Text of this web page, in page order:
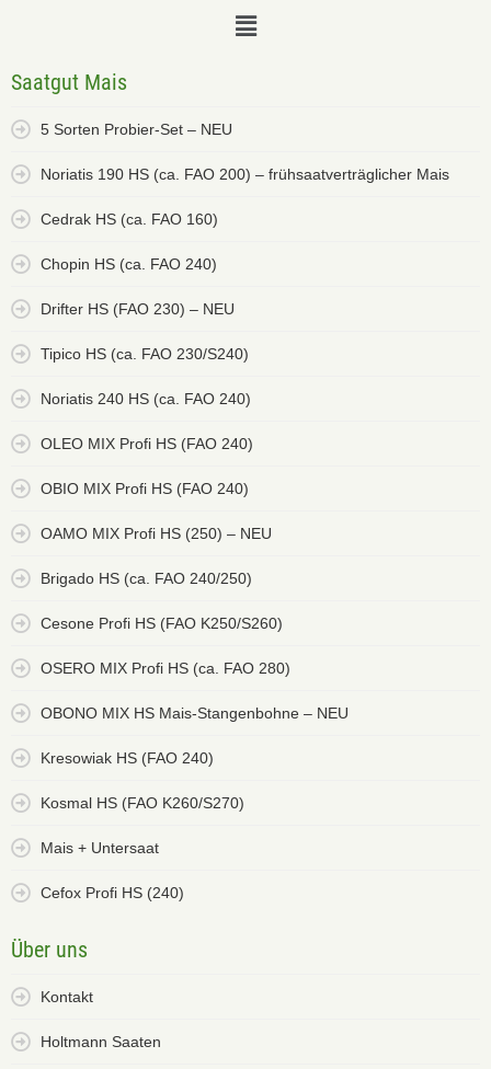
Saatgut Mais
5 Sorten Probier-Set – NEU
Noriatis 190 HS (ca. FAO 200) – frühsaatverträglicher Mais
Cedrak HS (ca. FAO 160)
Chopin HS (ca. FAO 240)
Drifter HS (FAO 230) – NEU
Tipico HS (ca. FAO 230/S240)
Noriatis 240 HS (ca. FAO 240)
OLEO MIX Profi HS (FAO 240)
OBIO MIX Profi HS (FAO 240)
OAMO MIX Profi HS (250) – NEU
Brigado HS (ca. FAO 240/250)
Cesone Profi HS (FAO K250/S260)
OSERO MIX Profi HS (ca. FAO 280)
OBONO MIX HS Mais-Stangenbohne – NEU
Kresowiak HS (FAO 240)
Kosmal HS (FAO K260/S270)
Mais + Untersaat
Cefox Profi HS (240)
Über uns
Kontakt
Holtmann Saaten